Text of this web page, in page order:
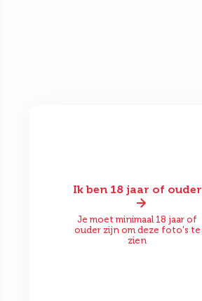
Ik ben 18 jaar of ouder
Je moet minimaal 18 jaar of
ouder zijn om deze foto's te
zien
Voor Na